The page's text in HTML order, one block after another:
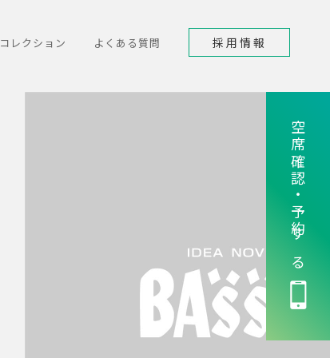
コレクション よくある質問 採用情報
空席確認・予約する